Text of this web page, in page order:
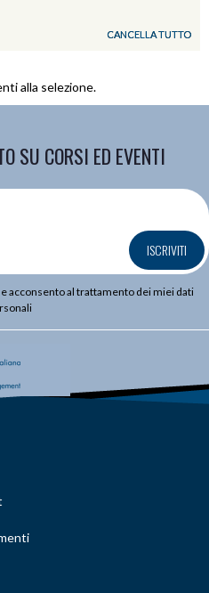
CANCELLA TUTTO
alla selezione.
SU CORSI ED EVENTI
ISCRIVITI
acconsento al trattamento dei miei dati